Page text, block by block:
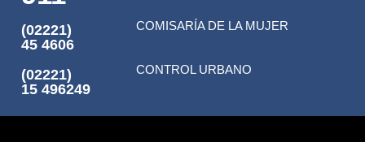
(02221)
45 4606
COMISARÍA DE LA MUJER
(02221)
15 496249
CONTROL URBANO